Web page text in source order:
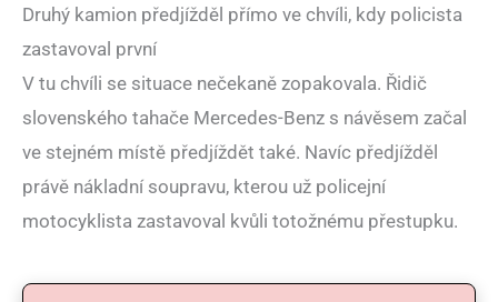
Druhý kamion předjížděl přímo ve chvíli, kdy policista
zastavoval první
V tu chvíli se situace nečekaně zopakovala. Řidič
slovenského tahače Mercedes-Benz s návěsem začal
ve stejném místě předjíždět také. Navíc předjížděl
právě nákladní soupravu, kterou už policejní
motocyklista zastavoval kvůli totožnému přestupku.